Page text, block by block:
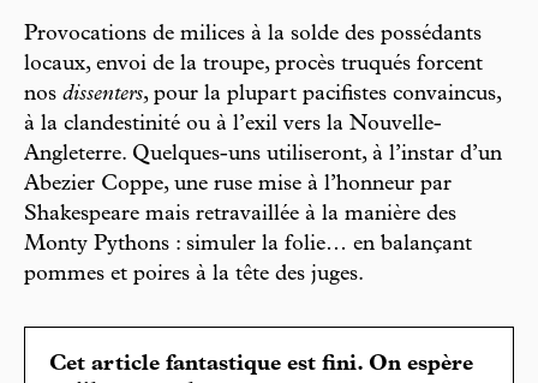
Provocations de milices à la solde des possédants
locaux, envoi de la troupe, procès truqués forcent
nos dissenters, pour la plupart pacifistes convaincus,
à la clandestinité ou à l’exil vers la Nouvelle-
Angleterre. Quelques-uns utiliseront, à l’instar d’un
Abezier Coppe, une ruse mise à l’honneur par
Shakespeare mais retravaillée à la manière des
Monty Pythons : simuler la folie… en balançant
pommes et poires à la tête des juges.
Cet article fantastique est fini. On espère